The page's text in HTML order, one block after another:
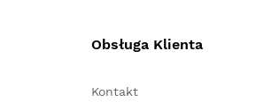
Obsługa Klienta
Kontakt